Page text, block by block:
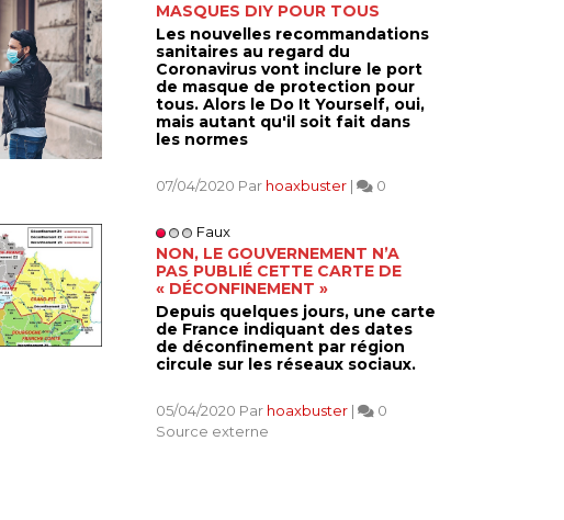
MASQUES DIY POUR TOUS
Les nouvelles recommandations
sanitaires au regard du
Coronavirus vont inclure le port
de masque de protection pour
tous. Alors le Do It Yourself, oui,
mais autant qu'il soit fait dans
les normes
07/04/2020 Par hoaxbuster | 0
Faux
NON, LE GOUVERNEMENT N’A
PAS PUBLIÉ CETTE CARTE DE
« DÉCONFINEMENT »
Depuis quelques jours, une carte
de France indiquant des dates
de déconfinement par région
circule sur les réseaux sociaux.
05/04/2020 Par hoaxbuster |
0
Source externe